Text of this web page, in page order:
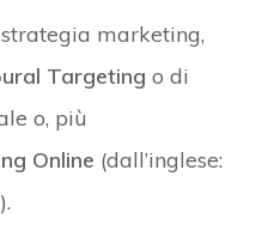
marketing,
Targeting o di
o, più
Online (dall’inglese: